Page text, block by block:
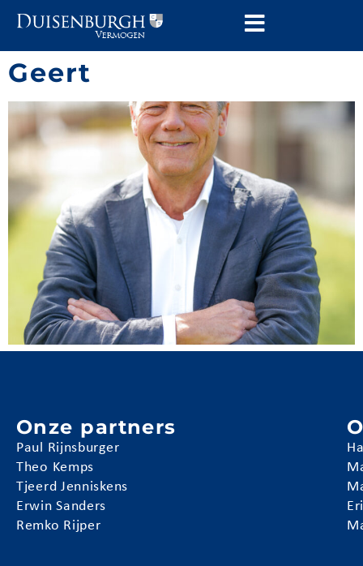
Geert
Onze partners
Paul Rijnsburger
Theo Kemps
Tjeerd Jenniskens
Erwin Sanders
Remko Rijper